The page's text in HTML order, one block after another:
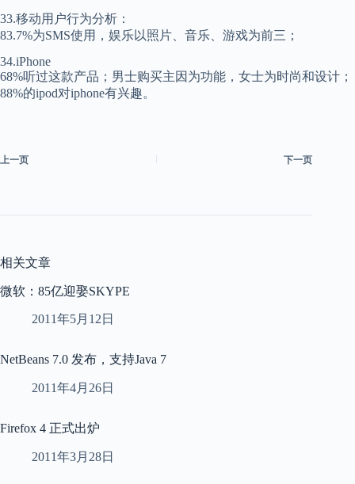
33.移动用户行为分析：
83.7%为SMS使用，娱乐以照片、音乐、游戏为前三；
34.iPhone
68%听过这款产品；男士购买主因为功能，女士为时尚和设计；
88%的ipod对iphone有兴趣。
上一页 下一页
相关文章
微软：85亿迎娶SKYPE
2011年5月12日
NetBeans 7.0 发布，支持Java 7
2011年4月26日
Firefox 4 正式出炉
2011年3月28日